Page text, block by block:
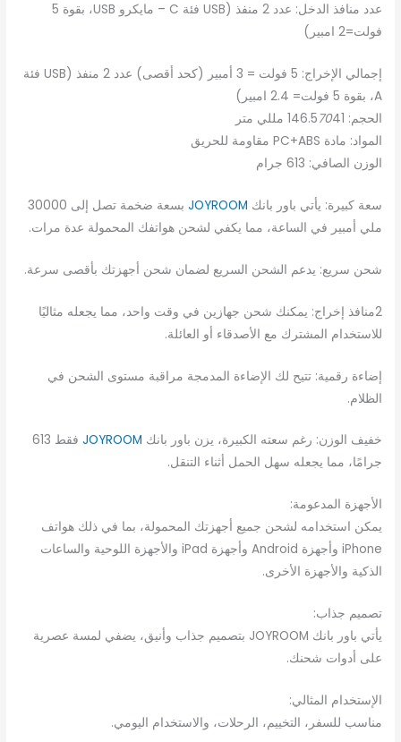
عدد منافذ الدخل: عدد 2 منفذ (USB فئة C – مايكرو USB، بقوة 5
فولت=2 امبير)
إجمالي الإخراج: 5 فولت = 3 أمبير (كحد أقصى) عدد 2 منفذ (USB فئة
A، بقوة 5 فولت= 2.4 امبير)
الحجم: 146.5
7041 مللي متر
المواد: مادة PC+ABS مقاومة للحريق
الوزن الصافي: 613 جرام
سعة كبيرة: يأتي باور بانك JOYROOM
بسعة ضخمة تصل إلى 30000
ملي أمبير في الساعة، مما يكفي لشحن هواتفك المحمولة عدة مرات.
شحن سريع: يدعم الشحن السريع لضمان شحن أجهزتك بأقصى سرعة.
2منافذ إخراج: يمكنك شحن جهازين في وقت واحد، مما يجعله مثاليًا
للاستخدام المشترك مع الأصدقاء أو العائلة.
إضاءة رقمية: تتيح لك الإضاءة المدمجة مراقبة مستوى الشحن في
الظلام.
خفيف الوزن: رغم سعته الكبيرة، يزن باور بانك JOYROOM
فقط 613
جرامًا، مما يجعله سهل الحمل أثناء التنقل.
الأجهزة المدعومة:
يمكن استخدامه لشحن جميع أجهزتك المحمولة، بما في ذلك هواتف
iPhone وأجهزة Android وأجهزة iPad والأجهزة اللوحية والساعات
الذكية والأجهزة الأخرى.
تصميم جذاب:
يأتي باور بانك JOYROOM بتصميم جذاب وأنيق، يضفي لمسة عصرية
على أدوات شحنك.
الإستخدام المثالي:
مناسب للسفر، التخييم، الرحلات، والاستخدام اليومي.